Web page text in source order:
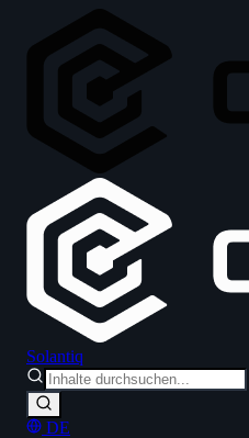
Solantiq
DE